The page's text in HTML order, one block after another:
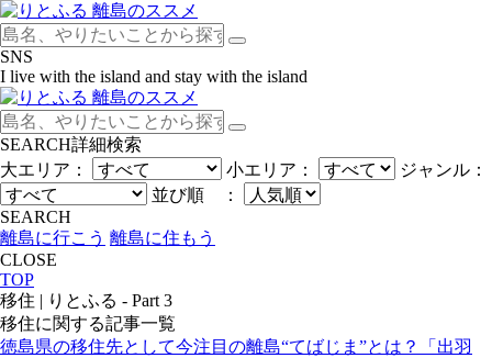
SNS
I live with the island and stay with the island
SEARCH詳細検索
大エリア：
小エリア：
ジャンル：
並び順 ：
SEARCH
離島に行こう 離島に住もう
CLOSE
TOP
移住 | りとふる - Part 3
移住に関する記事一覧
徳島県の移住先として今注目の離島“てばじま”とは？「出羽